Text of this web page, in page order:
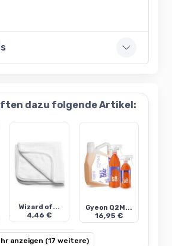
dazu folgende Artikel:
Wizard of...
4,46 €
Gyeon Q2M...
16,95 €
anzeigen (17 weitere)